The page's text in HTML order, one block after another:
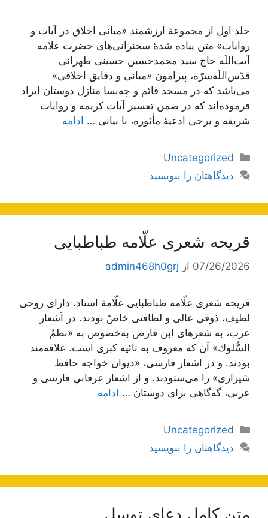
جلد اول از مجموعۀ ارزشمند «مبانی اخلاق در آیات و
روایات» متن پیاده شدۀ سخنرانی‌های حضرت علامه
آیت‌اللَه حاج سید محمدحسین حسینی طهرانی
قدّس‌اللَه‌سرّه، پیرامون «مبانی و دقایق اخلاقی»
می‌باشد که در مسجد قائم و چه‌بسا منازل دوستان ایراد
فرموده‌اند که در ضمن تفسیر آیات کریمه و روایات
شریفه و برخی ادعیۀ مأثوره، با بیانی … ادامه
دسته‌ها
Uncategorized
دیدگاهتان را بنویسید
قریحه شعری علّامه طباطبایی
07/26/2026 از admin468h0grj
قریحه شعری علّامه طباطبایی علّامۀ استاد، داراى روحی
لطیف، ذوقی عالى و لطافتی خاصّ بودند. در اَشعار
عرب، به شعرهاى‌ ابن فارض‌ به‌خصوص به «نظمُ
السُّلوك» آن‌ كه معروف به‌ تائیه کبرى‌ است، علاقه‌مند
بودند. و در اشعار فارسى، «دیوان خواجه حافظ
شیرازى» را مى‌ستودند. و از اشعار عرفانىِ فارسى و
عربى، گه‌گاهى براى دوستان … ادامه
دسته‌ها
Uncategorized
دیدگاهتان را بنویسید
متن کامل دعای توسل